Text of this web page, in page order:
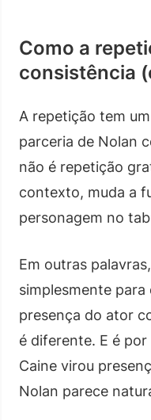
Como a
consistência
A repetição tem
parceria de Nolan
não é repetição
contexto, muda a
personagem no
Em outras
simplesmente para
presença do ator
é diferente. E é
Caine virou
Nolan parece